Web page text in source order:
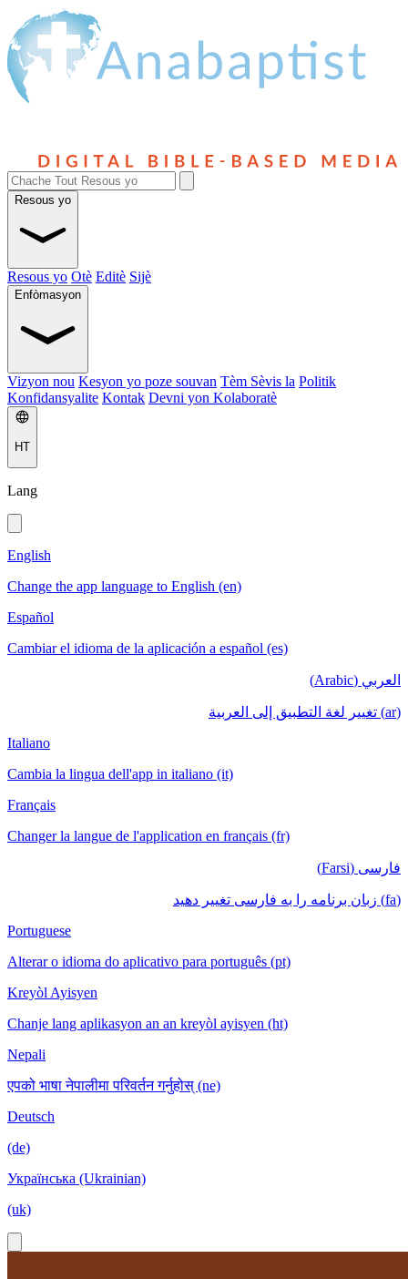
Resous yo
Resous yo Otè Editè Sijè
Enfòmasyon
Vizyon nou Kesyon yo poze souvan Tèm Sèvis la Politik
Konfidansyalite Kontak Devni yon Kolaboratè
HT
Lang
English
Change the app language to English (en)
Español
Cambiar el idioma de la aplicación a español (es)
العربي (Arabic)
(ar) تغيير لغة التطبيق إلى العربية
Italiano
Cambia la lingua dell'app in italiano (it)
Français
Changer la langue de l'application en français (fr)
فارسی (Farsi)
(fa) زبان برنامه را به فارسی تغییر دهید
Portuguese
Alterar o idioma do aplicativo para português (pt)
Kreyòl Ayisyen
Chanje lang aplikasyon an an kreyòl ayisyen (ht)
Nepali
एपको भाषा नेपालीमा परिवर्तन गर्नुहोस् (ne)
Deutsch
(de)
Українська (Ukrainian)
(uk)